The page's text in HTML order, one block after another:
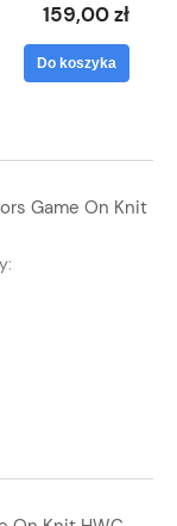
159,00 zł
Do koszyka
Game On Knit